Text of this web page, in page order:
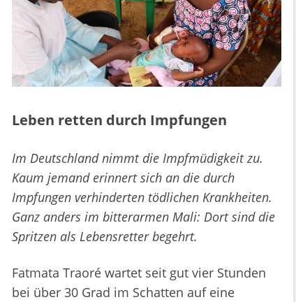
Leben retten durch Impfungen
Im Deutschland nimmt die Impfmüdigkeit zu.
Kaum jemand erinnert sich an die durch
Impfungen verhinderten tödlichen Krankheiten.
Ganz anders im bitterarmen Mali: Dort sind die
Spritzen als Lebensretter begehrt.
Fatmata Traoré wartet seit gut vier Stunden
bei über 30 Grad im Schatten auf eine